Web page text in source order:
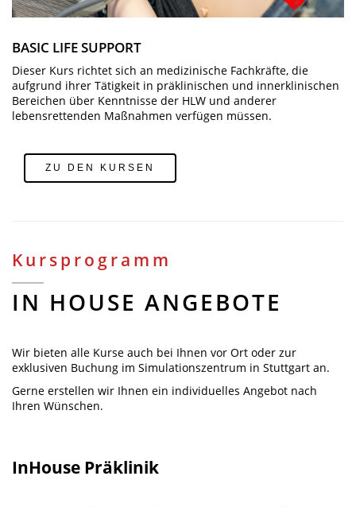
BASIC LIFE SUPPORT
Dieser Kurs richtet sich an medizinische Fachkräfte, die
aufgrund ihrer Tätigkeit in präklinischen und innerklinischen
Bereichen über Kenntnisse der HLW und anderer
lebensrettenden Maßnahmen verfügen müssen.
ZU DEN KURSEN
Kursprogramm
IN HOUSE ANGEBOTE
Wir bieten alle Kurse auch bei Ihnen vor Ort oder zur
exklusiven Buchung im Simulationszentrum in Stuttgart an.
Gerne erstellen wir Ihnen ein individuelles Angebot nach
Ihren Wünschen.
InHouse Präklinik